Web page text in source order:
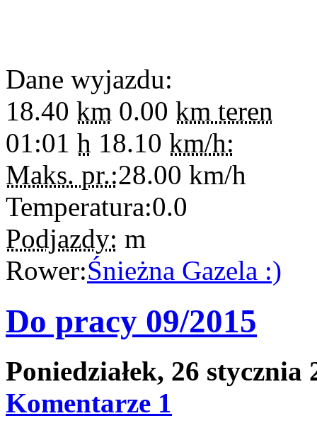
Dane wyjazdu:
18.40 km 0.00 km teren
01:01 h 18.10 km/h:
Maks. pr.:28.00 km/h
Temperatura:0.0
Podjazdy: m
Rower:Śnieżna Gazela :)
Do pracy 09/2015
Poniedziałek, 26 stycznia
Komentarze 1